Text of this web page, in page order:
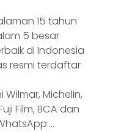
15 tahun
5 besar
di Indonesia
resmi terdaftar
Wilmar, Michelin,
Film, BCA dan